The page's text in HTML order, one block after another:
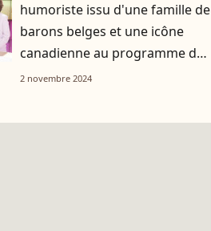
humoriste issu d'une famille de
barons belges et une icône
canadienne au programme de
la semaine !
2 novembre 2024